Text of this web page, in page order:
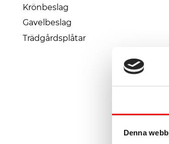
Denna
Krönbeslag
Gavelbeslag
Trädgårdsplåtar